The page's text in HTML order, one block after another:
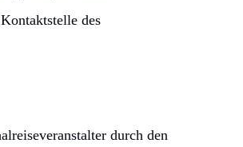
des
durch den